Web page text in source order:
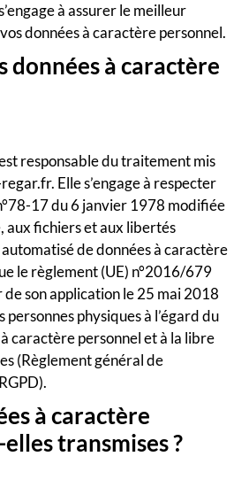
à assurer le meilleur
données à caractère personnel.
données à caractère
responsable du traitement mis
Elle s’engage à respecter
17 du 6 janvier 1978 modifiée
aux fichiers et aux libertés
de données à caractère
le règlement (UE) n°2016/679
son application le 25 mai 2018
physiques à l’égard du
caractère personnel et à la libre
(Règlement général de
à caractère
transmises ?